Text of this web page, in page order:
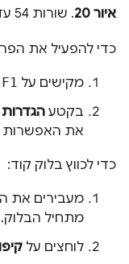
איור 20 . שורות 54 עד 65 כווצו
כדי להפעיל את
מקישים על F1
בקטע הגדרות
את האפשרות
כדי לכווץ בלוק קוד:
מעבירים את
מתחיל הבלוק.
לוחצים על